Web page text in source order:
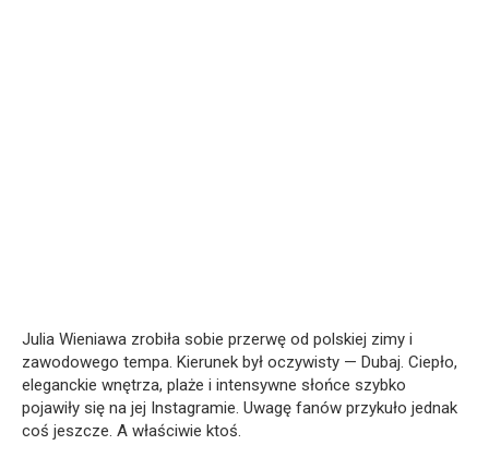
Julia Wieniawa zrobiła sobie przerwę od polskiej zimy i
zawodowego tempa. Kierunek był oczywisty — Dubaj. Ciepło,
eleganckie wnętrza, plaże i intensywne słońce szybko
pojawiły się na jej Instagramie. Uwagę fanów przykuło jednak
coś jeszcze. A właściwie ktoś.